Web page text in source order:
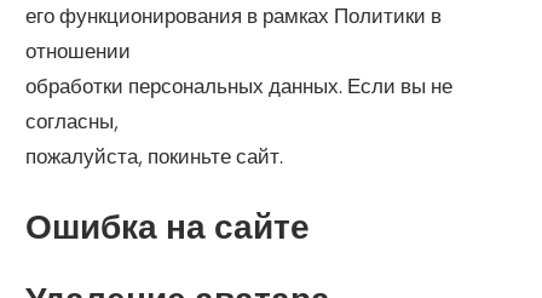
его функционирования в рамках Политики в
отношении
обработки персональных данных. Если вы не
согласны,
пожалуйста, покиньте сайт.
Ошибка на сайте